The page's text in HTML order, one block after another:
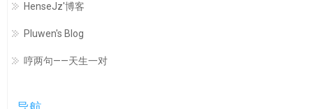
HenseJz'博客
Pluwen's Blog
哼两句——天生一对